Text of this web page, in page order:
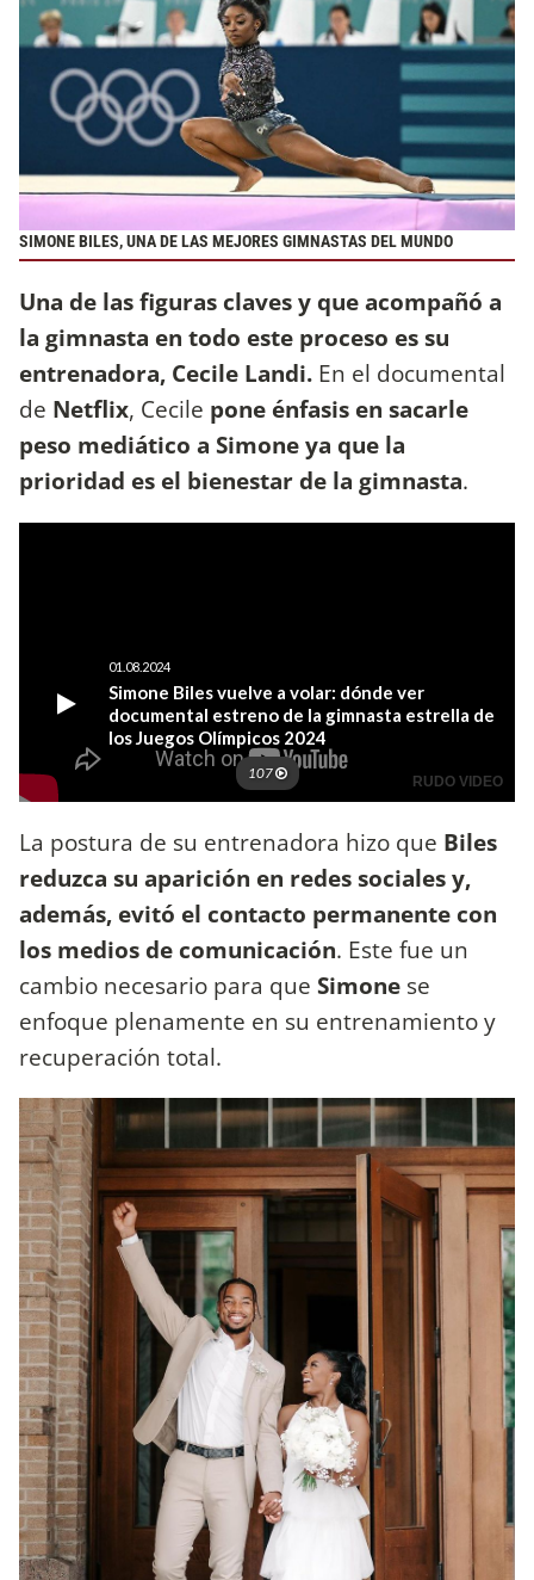
SIMONE BILES, UNA DE LAS MEJORES GIMNASTAS DEL MUNDO
Una de las figuras claves y que acompañó a
la gimnasta en todo este proceso es su
entrenadora, Cecile Landi. En el documental
de Netflix, Cecile pone énfasis en sacarle
peso mediático a Simone ya que la
prioridad es el bienestar de la gimnasta.
La postura de su entrenadora hizo que Biles
reduzca su aparición en redes sociales y,
además, evitó el contacto permanente con
los medios de comunicación. Este fue un
cambio necesario para que Simone se
enfoque plenamente en su entrenamiento y
recuperación total.